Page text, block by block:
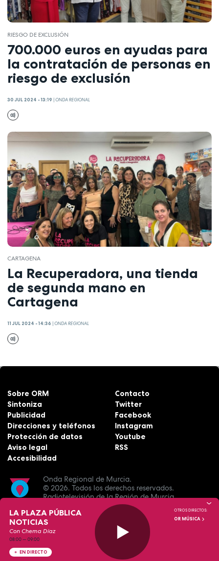
RIESGO DE EXCLUSIÓN
700.000 euros en ayudas para
la contratación de personas en
riesgo de exclusión
30 JUL 2024 - 13:19 |ONDA REGIONAL
CARTAGENA
La Recuperadora, una tienda
de segunda mano en
Cartagena
11 JUL 2024 - 14:36 |ONDA REGIONAL
Onda Regional de Murcia.
© 2026. Todos los derechos reservados.
Radiotelevisión de la Región de Murcia.
Sobre ORM
Sintoniza
Publicidad
Direcciones y teléfonos
Protección de datos
Aviso legal
Accesibilidad
Contacto
Twitter
Facebook
Instagram
Youtube
RSS
LA PLAZA PÚBLICA
NOTICIAS
Con Chema Díaz
08:00—09:00
EN DIRECTO
OTROS DIRECTOS:
OR MÚSICA